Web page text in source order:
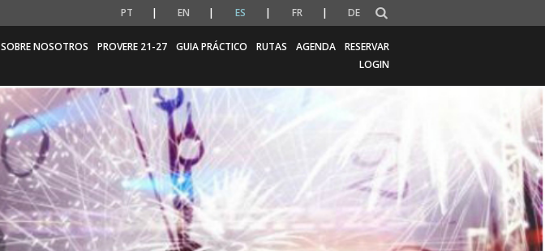
PT EN ES FR DE
SOBRE NOSOTROS PROVERE 21-27 GUIA PRÁCTICO RUTAS AGENDA
RESERVAR
LOGIN